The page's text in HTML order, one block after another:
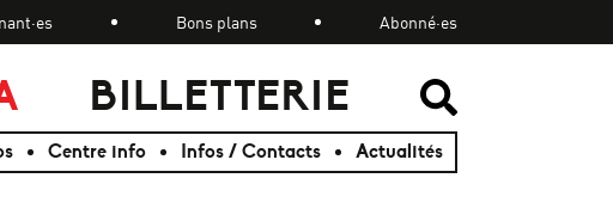
BILLETTERIE
Centre info Infos / Contacts Actualités
Bons plans Abonné·es